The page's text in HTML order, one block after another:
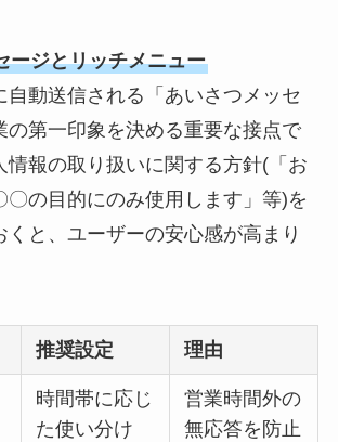
ージとリッチメニュー
自動送信される「あいさつメッセ
の第一印象を決める重要な接点で
情報の取り扱いに関する方針(「お
〇の目的にのみ使用します」等)を
くと、ユーザーの安心感が高まり
推奨設定 理由
時間帯に応じ
た使い分け
営業時間外の
無応答を防止